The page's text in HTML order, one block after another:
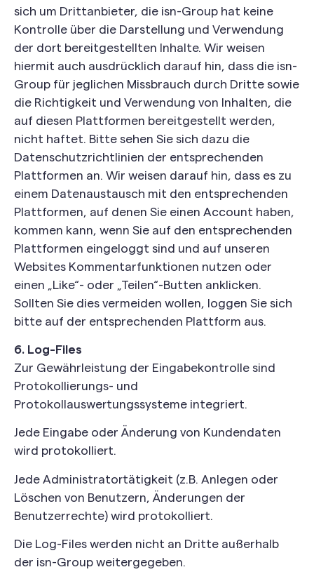
sich um Drittanbieter, die isn-Group hat keine
Kontrolle über die Darstellung und Verwendung
der dort bereitgestellten Inhalte. Wir weisen
hiermit auch ausdrücklich darauf hin, dass die isn-
Group für jeglichen Missbrauch durch Dritte sowie
die Richtigkeit und Verwendung von Inhalten, die
auf diesen Plattformen bereitgestellt werden,
nicht haftet. Bitte sehen Sie sich dazu die
Datenschutzrichtlinien der entsprechenden
Plattformen an. Wir weisen darauf hin, dass es zu
einem Datenaustausch mit den entsprechenden
Plattformen, auf denen Sie einen Account haben,
kommen kann, wenn Sie auf den entsprechenden
Plattformen eingeloggt sind und auf unseren
Websites Kommentarfunktionen nutzen oder
einen „Like“- oder „Teilen“-Butten anklicken.
Sollten Sie dies vermeiden wollen, loggen Sie sich
bitte auf der entsprechenden Plattform aus.
6. Log-Files
Zur Gewährleistung der Eingabekontrolle sind
Protokollierungs- und
Protokollauswertungssysteme integriert.
Jede Eingabe oder Änderung von Kundendaten
wird protokolliert.
Jede Administratortätigkeit (z.B. Anlegen oder
Löschen von Benutzern, Änderungen der
Benutzerrechte) wird protokolliert.
Die Log-Files werden nicht an Dritte außerhalb
der isn-Group weitergegeben.